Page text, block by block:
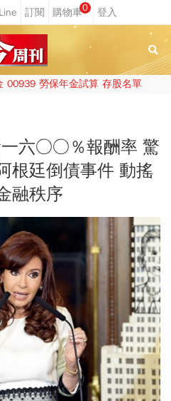
0
00939 勞保年金試算 存股名單
一六○○％報酬率 驚
根廷倒債事件 動搖
融秩序